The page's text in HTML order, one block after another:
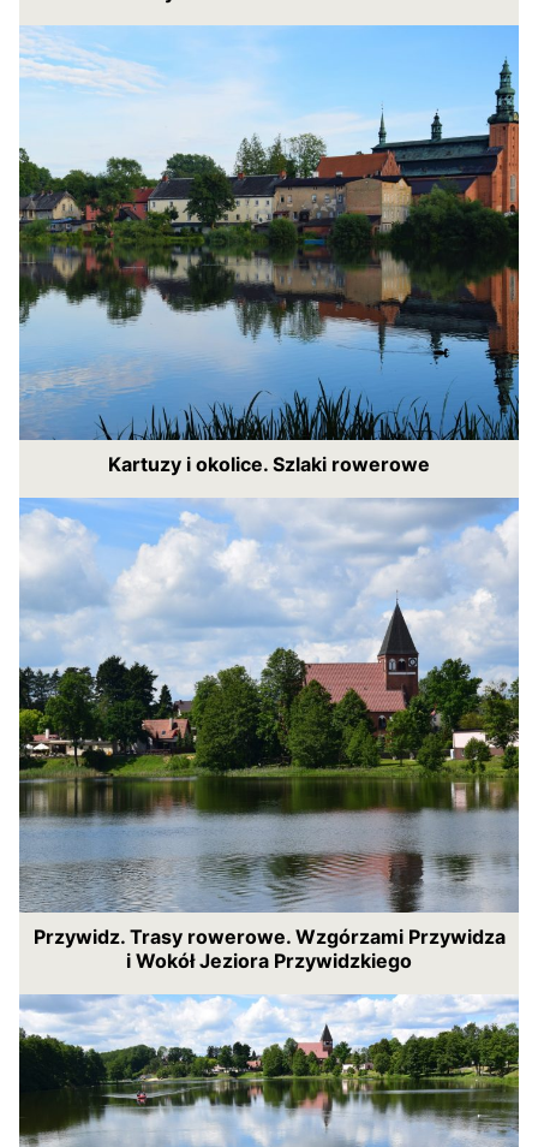
Kartuzy i okolice. Szlaki rowerowe
Przywidz. Trasy rowerowe. Wzgórzami Przywidza
i Wokół Jeziora Przywidzkiego